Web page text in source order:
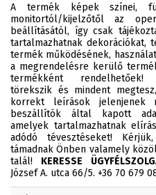
A termék képek színei,
monitortól/kijelzőtől az
beállításától, így csak
tartalmazhatnak dekorációkat,
termék működésének,
a megrendelésre kerülő
termékként rendelhetőek!
törekszik és mindent
korrekt leírások jelenjenek
beszállítók által kapott
amelyek tartalmazhatnak
adódó tévesztéseket!
támadnak Önben valamely
talál! KERESSE
József A. utca 66/5. +36 70 679